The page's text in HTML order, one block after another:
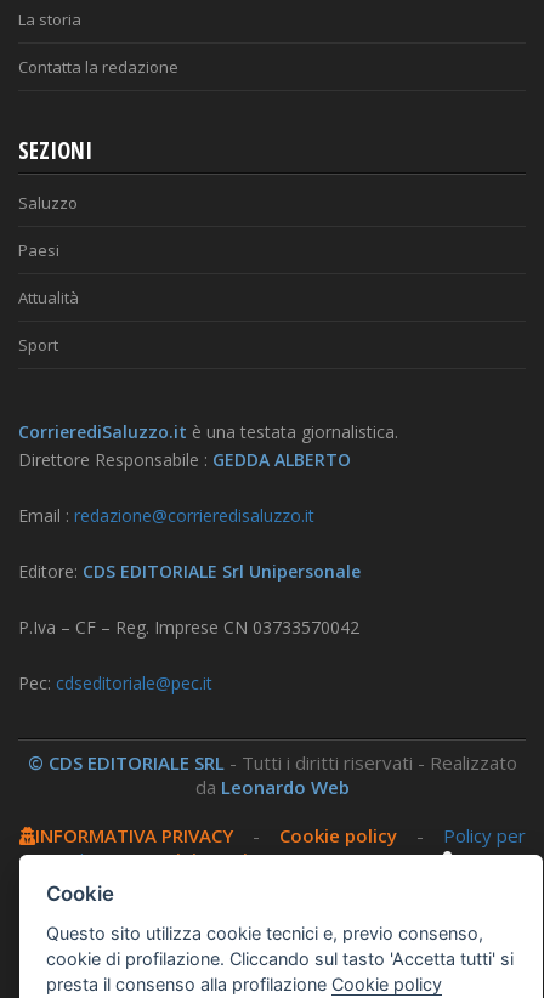
La storia
Contatta la redazione
SEZIONI
Saluzzo
Paesi
Attualità
Sport
CorrierediSaluzzo.it è una testata giornalistica.
Direttore Responsabile : GEDDA ALBERTO
Email : redazione@corrieredisaluzzo.it
Editore: CDS EDITORIALE Srl Unipersonale
P.Iva – CF – Reg. Imprese CN 03733570042
Pec: cdseditoriale@pec.it
© CDS EDITORIALE SRL - Tutti i diritti riservati - Realizzato
da Leonardo Web
INFORMATIVA PRIVACY- Cookie policy- Policy per
i social-Amministrazione trasparente-
Area
Questo sito utilizza, nella versione per UTENTI CON
DISLESSIA,Biancoenero ®, una font italiana ad Alta
Cookie
Questo sito utilizza cookie tecnici e, previo consenso,
cookie di profilazione. Cliccando sul tasto 'Accetta tutti' si
presta il consenso alla profilazione Cookie policy